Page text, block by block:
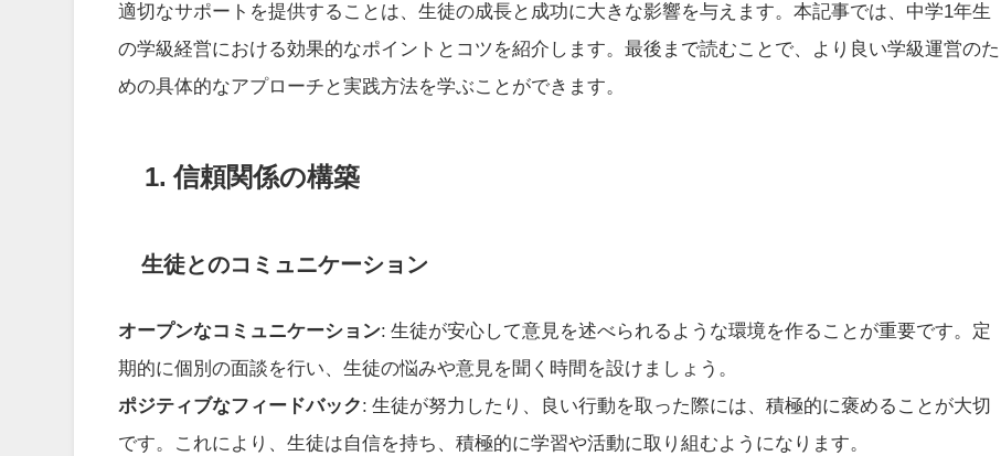
適切なサポートを提供することは、生徒の成長と成功に大きな影響を与えます。本記事では、中学1年生
の学級経営における効果的なポイントとコツを紹介します。最後まで読むことで、より良い学級運営のた
めの具体的なアプローチと実践方法を学ぶことができます。
1. 信頼関係の構築
生徒とのコミュニケーション
オープンなコミュニケーション: 生徒が安心して意見を述べられるような環境を作ることが重要です。定
期的に個別の面談を行い、生徒の悩みや意見を聞く時間を設けましょう。
ポジティブなフィードバック: 生徒が努力したり、良い行動を取った際には、積極的に褒めることが大切
です。これにより、生徒は自信を持ち、積極的に学習や活動に取り組むようになります。